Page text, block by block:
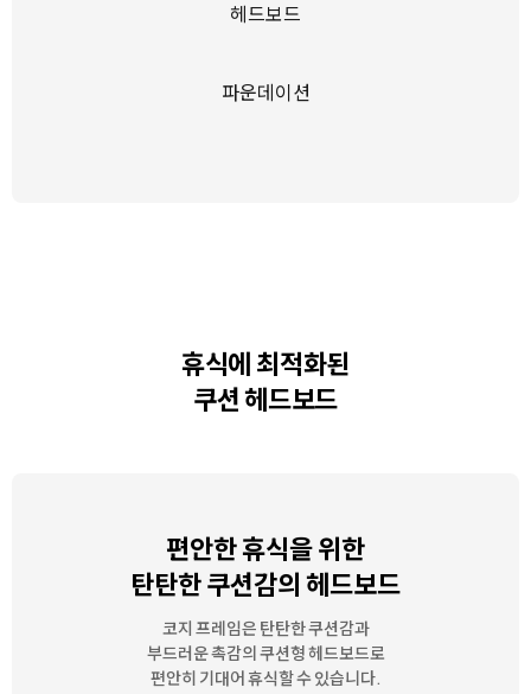
헤드보드
파운데이션
휴식에 최적화된
쿠션 헤드보드
편안한 휴식을 위한
탄탄한 쿠션감의 헤드보드
코지 프레임은 탄탄한 쿠션감과
부드러운 촉감의쿠션형 헤드보드로
편안히 기대어 휴식할 수 있습니다.